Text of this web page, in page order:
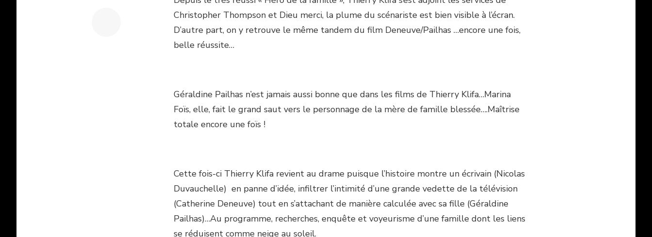
Christopher Thompson et Dieu merci, la plume du scénariste est bien visible à l’écran.
D’autre part, on y retrouve le même tandem du film Deneuve/Pailhas …encore une fois,
belle réussite…
Géraldine Pailhas n’est jamais aussi bonne que dans les films de Thierry Klifa…Marina
Foïs, elle, fait le grand saut vers le personnage de la mère de famille blessée….Maîtrise
totale encore une foïs !
Cette fois-ci Thierry Klifa revient au drame puisque l’histoire montre un écrivain (Nicolas
Duvauchelle) en panne d’idée, infiltrer l’intimité d’une grande vedette de la télévision
(Catherine Deneuve) tout en s’attachant de manière calculée avec sa fille (Géraldine
Pailhas)…Au programme, recherches, enquête et voyeurisme d’une famille dont les liens
se réduisent comme neige au soleil.